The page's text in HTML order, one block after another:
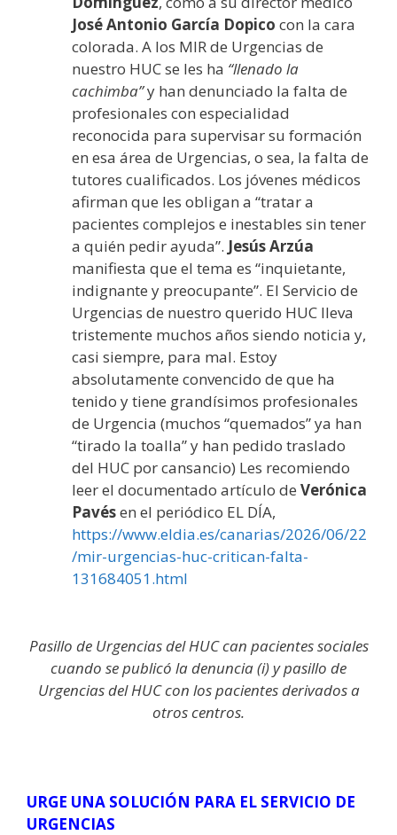
José Antonio García Dopico con la cara
colorada. A los MIR de Urgencias de
nuestro HUC se les ha “llenado la
cachimba”y han denunciado la falta de
profesionales con especialidad
reconocida para supervisar su formación
en esa área de Urgencias, o sea, la falta de
tutores cualificados. Los jóvenes médicos
afirman que les obligan a “tratar a
pacientes complejos e inestables sin tener
a quién pedir ayuda”. Jesús Arzúa
manifiesta que el tema es “inquietante,
indignante y preocupante”. El Servicio de
Urgencias de nuestro querido HUC lleva
tristemente muchos años siendo noticia y,
casi siempre, para mal. Estoy
absolutamente convencido de que ha
tenido y tiene grandísimos profesionales
de Urgencia (muchos “quemados” ya han
“tirado la toalla” y han pedido traslado
del HUC por cansancio) Les recomiendo
leer el documentado artículo de Verónica
Pavésen el periódico EL DÍA,
https://www.eldia.es/canarias/2026/06/22
/mir-urgencias-huc-critican-falta-
131684051.html
Pasillo de Urgencias del HUC can pacientes sociales
cuando se publicó la denuncia (i) y pasillo de
Urgencias del HUC con los pacientes derivados a
otros centros.
URGE UNA SOLUCIÓN PARA EL SERVICIO DE
URGENCIAS